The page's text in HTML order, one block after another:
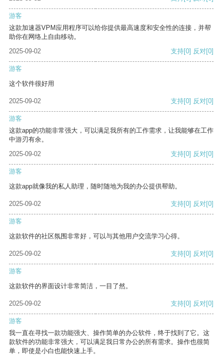
游客
这款加速器VPM应用程序可以给你提供最高速度和安全性的连接，并帮
助你在网络上自由移动。
2025-09-02
支持[0] 反对[0]
游客
这个软件很好用
2025-09-02 支持[0] 反对[0]
游客
这款app的功能非常强大，可以满足我所有的工作需求，让我能够在工作
中游刃有余。
2025-09-02
支持[0] 反对[0]
游客
这款app就像我的私人助理，随时随地为我的办公提供帮助。
2025-09-02 支持[0] 反对[0]
游客
这款软件的社区氛围非常好，可以与其他用户交流学习心得。
2025-09-02 支持[0] 反对[0]
游客
这款软件的界面设计非常简洁，一目了然。
2025-09-02 支持[0] 反对[0]
游客
我一直在寻找一款功能强大、操作简单的办公软件，终于找到了它。这
款软件的功能非常强大，可以满足我日常办公的所有需求。操作也很简
单，即使是小白也能快速上手。